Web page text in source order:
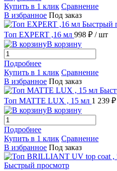
Купить в 1 клик Сравнение
В избранное Под заказ
Быстрый
Топ EXPERT ,16 мл 998 ₽ / шт
В корзину
Подробнее
Купить в 1 клик Сравнение
В избранное Под заказ
Топ MATTE LUX , 15 мл 1 239 ₽
В корзину
Подробнее
Купить в 1 клик Сравнение
В избранное Под заказ
Быстрый просмотр